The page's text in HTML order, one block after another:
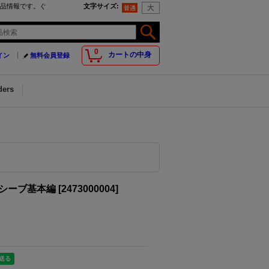
情報です。ぐ 文字サイズ:
0 カートの中身
ン 無料会員登録
ーブ基本編 [2473000004]